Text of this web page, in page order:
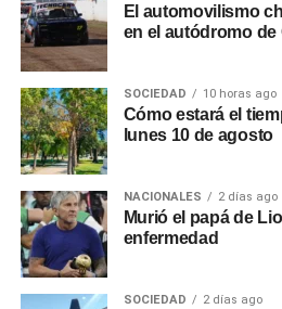
El automovilismo
en el autódromo de
SOCIEDAD 10 horas ago
Cómo estará el
lunes 10 de agosto
NACIONALES 2 días ago
Murió el papá de
enfermedad
SOCIEDAD 2 días ago